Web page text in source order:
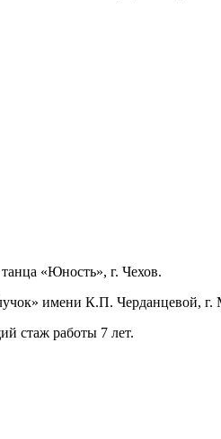
«Юность», г. Чехов.
имени К.П. Черданцевой, г.
стаж работы 7 лет.